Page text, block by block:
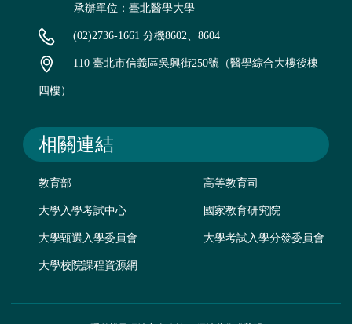
承辦單位：臺北醫學大學
(02)2736-1661 分機8602、8604
110 臺北市信義區吳興街250號（醫學綜合大樓後棟
四樓）
相關連結
教育部 高等教育司
大學入學考試中心 國家教育研究院
大學甄選入學委員會 大學考試入學分發委員會
大學校院課程資源網